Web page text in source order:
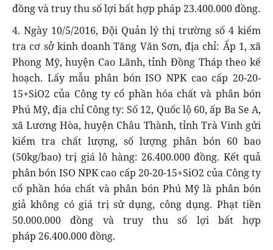
đồng và truy thu số lợi bất hợp pháp 23.400.000 đồng.
4. Ngày 10/5/2016, Đội Quản lý thị trường số 4 kiểm
tra cơ sở kinh doanh Tăng Văn Sơn, địa chỉ: Ấp 1, xã
Phong Mỹ, huyện Cao Lãnh, tỉnh Đồng Tháp theo kế
hoạch. Lấy mẫu phân bón ISO NPK cao cấp 20-20-
15+SiO2 của Công ty cổ phần hóa chất và phân bón
Phú Mỹ, địa chỉ Công ty: Số 12, Quốc lộ 60, ấp Ba Se A,
xã Lương Hòa, huyện Châu Thành, tỉnh Trà Vinh gửi
kiểm tra chất lượng, số lượng phân bón 60 bao
(50kg/bao) trị giá lô hàng: 26.400.000 đồng. Kết quả
phân bón ISO NPK cao cấp 20-20-15+SiO2 của Công ty
cổ phần hóa chất và phân bón Phú Mỹ là phân bón
giả không có giá trị sử dụng, công dụng. Phạt tiền
50.000.000 đồng và truy thu số lợi bất hợp
pháp 26.400.000 đồng.